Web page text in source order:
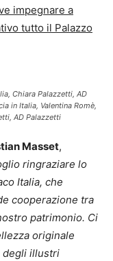
impegnare a
tutto il Palazzo
Chiara Palazzetti, AD
in Italia, Valentina Romè,
AD Palazzetti
Masset,
ringraziare lo
Italia, che
cooperazione tra
patrimonio. Ci
originale
degli illustri